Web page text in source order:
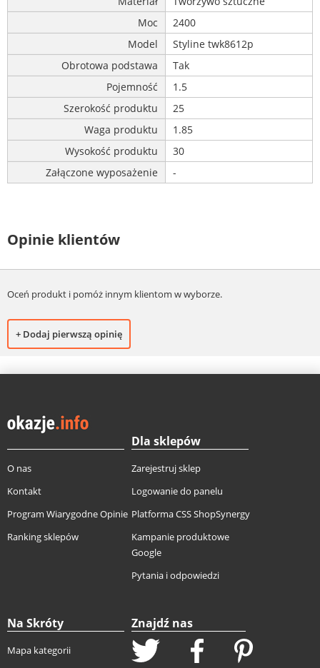
Moc
2400
Model
Styline twk8612p
Obrotowa podstawa
Tak
Pojemność
1.5
Szerokość produktu
25
Waga produktu
1.85
Wysokość produktu
30
Załączone wyposażenie
-
Opinie klientów
Oceń produkt i pomóż innym klientom w wyborze.
+ Dodaj pierwszą opinię
O nas
Kontakt
Program Wiarygodne Opinie
Ranking sklepów
Dla sklepów
Zarejestruj sklep
Logowanie do panelu
Platforma CSS ShopSynergy
Kampanie produktowe
Google
Pytania i odpowiedzi
Na Skróty
Mapa kategorii
Znajdź nas